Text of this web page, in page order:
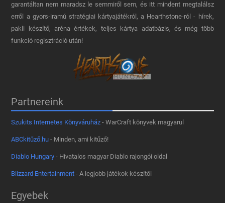
garantáltan nem maradsz le semmiről sem, és itt mindent megtalálsz
erről a gyors-iramú stratégiai kártyajátékról, a Hearthstone-ról - hírek,
pakli készítő, aréna értékek, teljes kártya adatbázis, és még több
funkció regisztráció után!
Partnereink
Szukits Internetes Könyváruház - WarCraft könyvek magyarul
ABCkitűző.hu - Minden, ami kitűző!
Diablo Hungary - Hivatalos magyar Diablo rajongói oldal
Blizzard Entertainment - A legjobb játékok készítői
Egyebek